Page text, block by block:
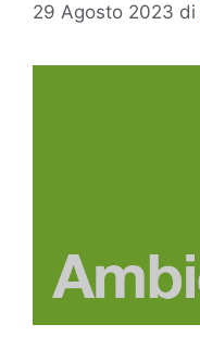
29 Agosto 2023 di